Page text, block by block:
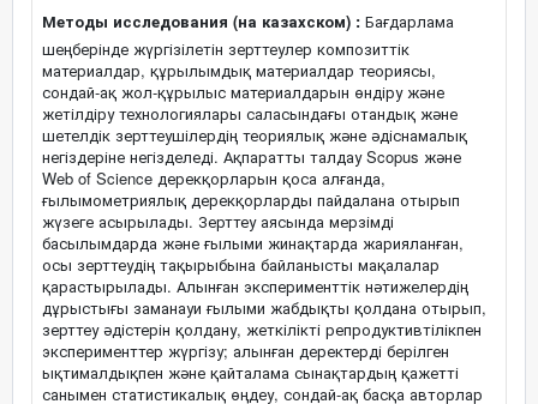
Методы исследования (на казахском) : Бағдарлама
шеңберінде жүргізілетін зерттеулер композиттік
материалдар, құрылымдық материалдар теориясы,
сондай-ақ жол-құрылыс материалдарын өндіру және
жетілдіру технологиялары саласындағы отандық және
шетелдік зерттеушілердің теориялық және әдіснамалық
негіздеріне негізделеді. Ақпаратты талдау Scopus және
Web of Science дерекқорларын қоса алғанда,
ғылымометриялық дерекқорларды пайдалана отырып
жүзеге асырылады. Зерттеу аясында мерзімді
басылымдарда және ғылыми жинақтарда жарияланған,
осы зерттеудің тақырыбына байланысты мақалалар
қарастырылады. Алынған эксперименттік нәтижелердің
дұрыстығы заманауи ғылыми жабдықты қолдана отырып,
зерттеу әдістерін қолдану, жеткілікті репродуктивтілікпен
эксперименттер жүргізу; алынған деректерді берілген
ықтималдықпен және қайталама сынақтардың қажетті
санымен статистикалық өңдеу, сондай-ақ басқа авторлар